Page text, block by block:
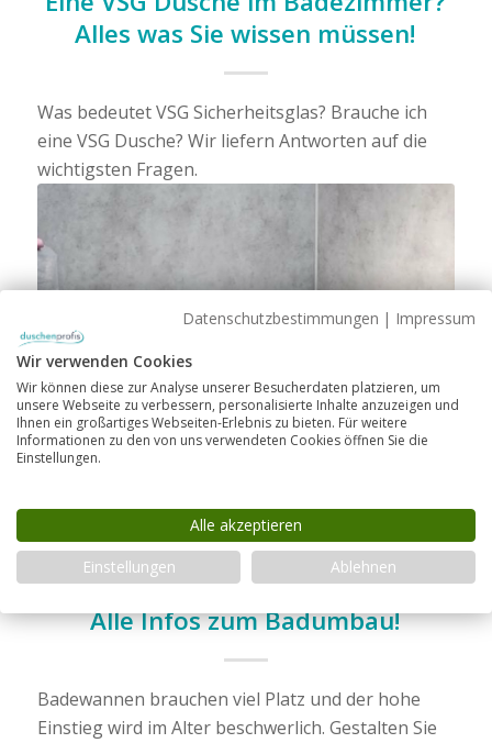
Alles was Sie wissen müssen!
Was bedeutet VSG Sicherheitsglas? Brauche ich
eine VSG Dusche? Wir liefern Antworten auf die
wichtigsten Fragen.
HEIMWERKEN
Duschwanne statt Badewanne?
Alle Infos zum Badumbau!
Badewannen brauchen viel Platz und der hohe
Einstieg wird im Alter beschwerlich. Gestalten Sie
Datenschutzbestimmungen | Impressum
Wir verwenden Cookies
Wir können diese zur Analyse unserer Besucherdaten platzieren, um
unsere Webseite zu verbessern, personalisierte Inhalte anzuzeigen und
Ihnen ein großartiges Webseiten-Erlebnis zu bieten. Für weitere
Informationen zu den von uns verwendeten Cookies öffnen Sie die
Einstellungen.
Alle akzeptieren
Einstellungen
Ablehnen